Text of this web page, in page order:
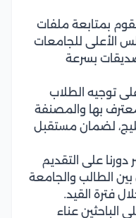
بمتابعة ملفات
الأعلى للجامعات
بسرعة
توجيه الطلاب
بها والمصنفة
لضمان مستقبل
دورنا على التقديم
الطالب والجامعة
فترة القيد.
الباحثين عناء